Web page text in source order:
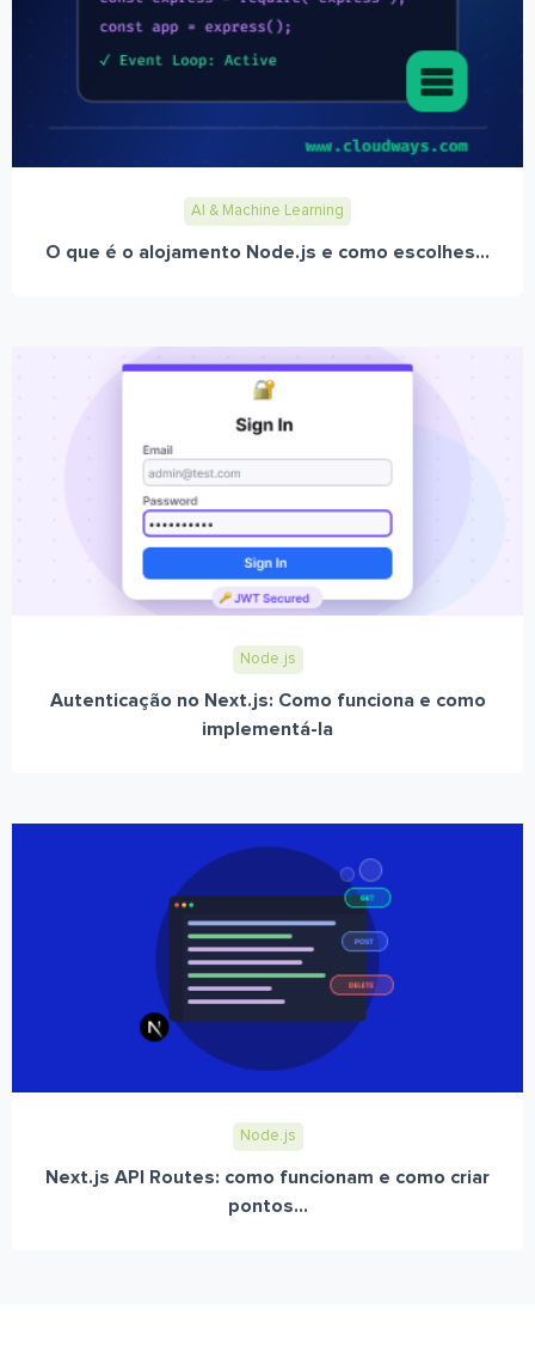
AI & Machine Learning
O que é o alojamento Node.js e como escolhes...
Node.js
Autenticação no Next.js: Como funciona e como
implementá-la
Node.js
Next.js API Routes: como funcionam e como criar
pontos...